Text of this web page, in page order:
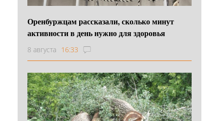
Оренбуржцам рассказали, сколько минут
активности в день нужно для здоровья
8 августа 16:33